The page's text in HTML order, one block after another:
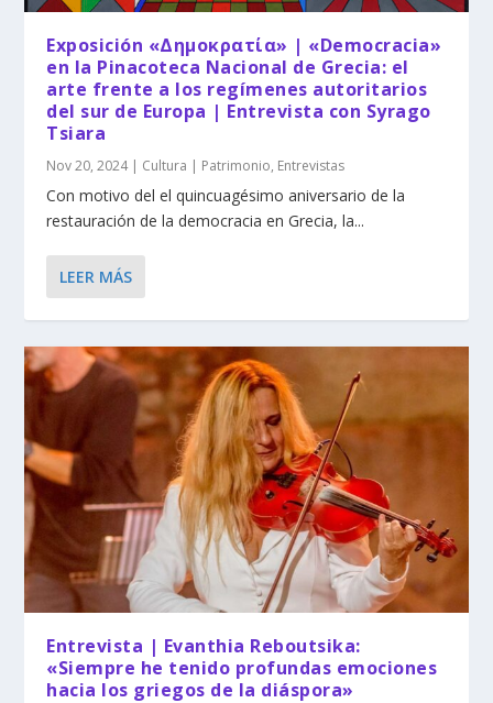
Exposición «Δημοκρατία» | «Democracia»
en la Pinacoteca Nacional de Grecia: el
arte frente a los regímenes autoritarios
del sur de Europa | Entrevista con Syrago
Tsiara
Nov 20, 2024| Cultura | Patrimonio, Entrevistas
Con motivo del el quincuagésimo aniversario de la
restauración de la democracia en Grecia, la...
LEER MÁS
Entrevista | Evanthia Reboutsika:
«Siempre he tenido profundas emociones
hacia los griegos de la diáspora»